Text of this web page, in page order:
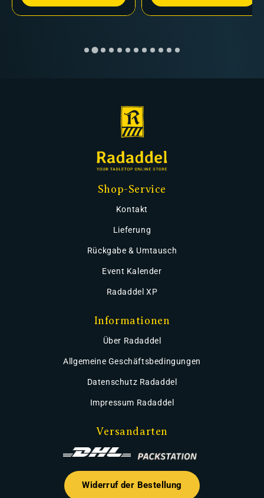
Shop-Service
Kontakt
Lieferung
Rückgabe & Umtausch
Event Kalender
Radaddel XP
Informationen
Über Radaddel
Allgemeine Geschäftsbedingungen
Datenschutz Radaddel
Impressum Radaddel
Versandarten
Widerruf der Bestellung